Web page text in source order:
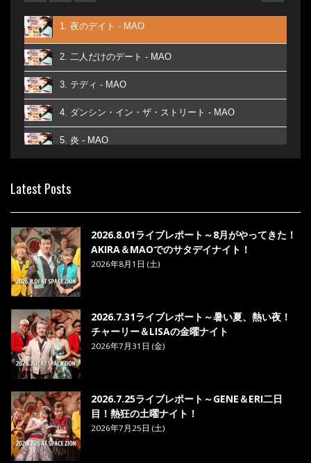
1. 夜のデイト - MAO
2. 二人だけのデート - MAO
3. テディ - MAO
4. ダンシン・イン・ザ・ストリート - MAO
5. 炎 - MAO
7. ベストフレンド - MAO
Latest Posts
2026.8.01ライブレポート～8月がやってきた！
AKIRA＆MAOでのサタデイナイト！
2026年8月1日 (土)
2026.7.31ライブレポート～暑い夏、熱い夜！
チャーリー＆LISAの金曜ナイト
2026年7月31日 (金)
2026.7.25ライブレポート～GENE＆ERI二日
目！熱狂の土曜ナイト！
2026年7月25日 (土)